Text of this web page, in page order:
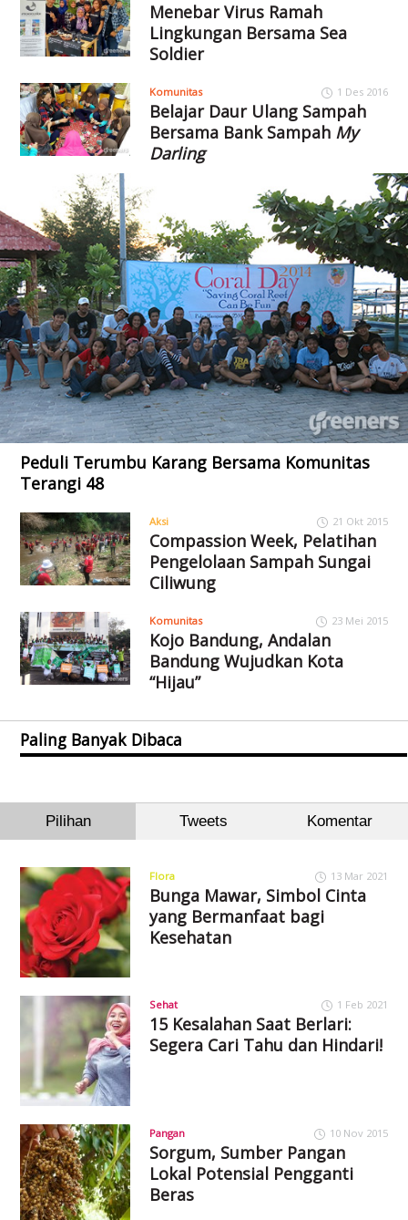
Menebar Virus Ramah
Lingkungan Bersama Sea
Soldier
Komunitas 1 Des 2016
Belajar Daur Ulang Sampah
Bersama Bank Sampah My
Darling
Peduli Terumbu Karang Bersama Komunitas
Terangi 48
Aksi 21 Okt 2015
Compassion Week, Pelatihan
Pengelolaan Sampah Sungai
Ciliwung
Komunitas 23 Mei 2015
Kojo Bandung, Andalan
Bandung Wujudkan Kota
“Hijau”
Paling Banyak Dibaca
Pilihan Tweets Komentar
Flora 13 Mar 2021
Bunga Mawar, Simbol Cinta
yang Bermanfaat bagi
Kesehatan
Sehat 1 Feb 2021
15 Kesalahan Saat Berlari:
Segera Cari Tahu dan Hindari!
Pangan 10 Nov 2015
Sorgum, Sumber Pangan
Lokal Potensial Pengganti
Beras